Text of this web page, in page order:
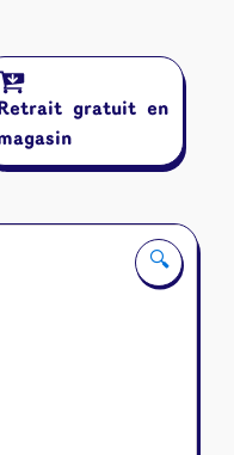
🔍
gratuit en